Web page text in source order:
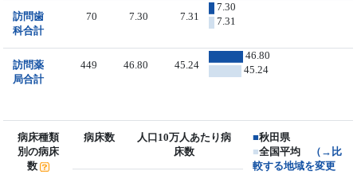
訪問歯
科合計
70 7.30 7.31
7.30
7.31
訪問薬
局合計
449 46.80 45.24
46.80
45.24
病床種類
別の病床
数
病床数
人口10万人あたり病
床数
■秋田県
■全国平均
（→比
較する地域を変更